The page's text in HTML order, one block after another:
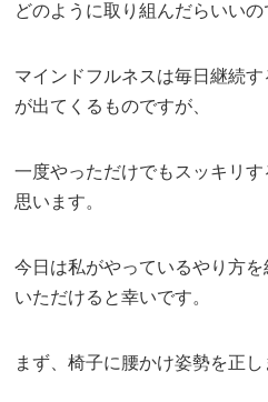
どのように取り組んだらいいの
マインドフルネスは毎日継続
が出てくるものですが、
一度やっただけでもスッキリ
思います。
今日は私がやっているやり方
いただけると幸いです。
まず、椅子に腰かけ姿勢を正し